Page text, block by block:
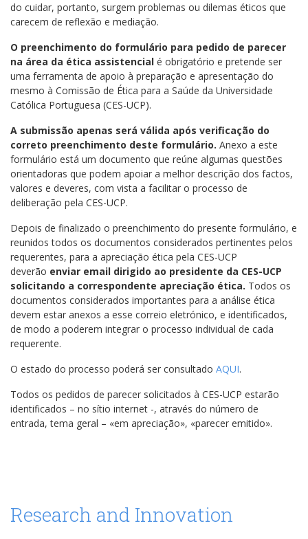
do cuidar, portanto, surgem problemas ou dilemas éticos que
carecem de reflexão e mediação.
O preenchimento do formulário para pedido de parecer
na área da ética assistencial é obrigatório e pretende ser
uma ferramenta de apoio à preparação e apresentação do
mesmo à Comissão de Ética para a Saúde da Universidade
Católica Portuguesa (CES-UCP).
A submissão apenas será válida após verificação do
correto preenchimento deste formulário. Anexo a este
formulário está um documento que reúne algumas questões
orientadoras que podem apoiar a melhor descrição dos factos,
valores e deveres, com vista a facilitar o processo de
deliberação pela CES-UCP.
Depois de finalizado o preenchimento do presente formulário, e
reunidos todos os documentos considerados pertinentes pelos
requerentes, para a apreciação ética pela CES-UCP
deverão enviar email dirigido ao presidente da CES-UCP
solicitando a correspondente apreciação ética. Todos os
documentos considerados importantes para a análise ética
devem estar anexos a esse correio eletrónico, e identificados,
de modo a poderem integrar o processo individual de cada
requerente.
O estado do processo poderá ser consultado AQUI.
Todos os pedidos de parecer solicitados à CES-UCP estarão
identificados – no sítio internet -, através do número de
entrada, tema geral – «em apreciação», «parecer emitido».
Research and Innovation